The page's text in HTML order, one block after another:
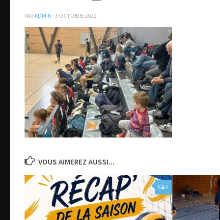
PARADMIN · 3 OCTOBRE 2022
VOUS AIMEREZ AUSSI...
0